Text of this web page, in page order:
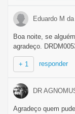
Eduardo M
Boa noite, se
agradeço.
+ 1 responder
DR
Agradeço quem